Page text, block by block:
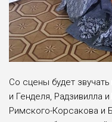
Со сцены будет
и Генделя, Радзивилла
Римского-Корсакова и